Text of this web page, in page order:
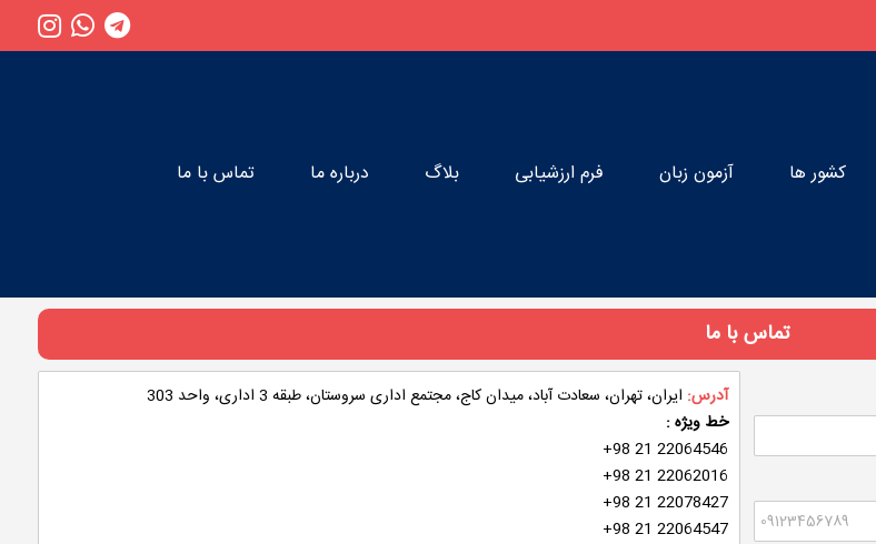
کشور ها آزمون زبان فرم ارزشیابی بلاگ درباره ما تماس با ما
تماس با ما
آدرس: ایران، تهران، سعادت آباد، میدان کاج، مجتمع اداری سروستان، طبقه 3 اداری، واحد 303
: خط ویژه
+98 21 22064546
+98 21 22062016
+98 21 22078427
+98 21 22064547